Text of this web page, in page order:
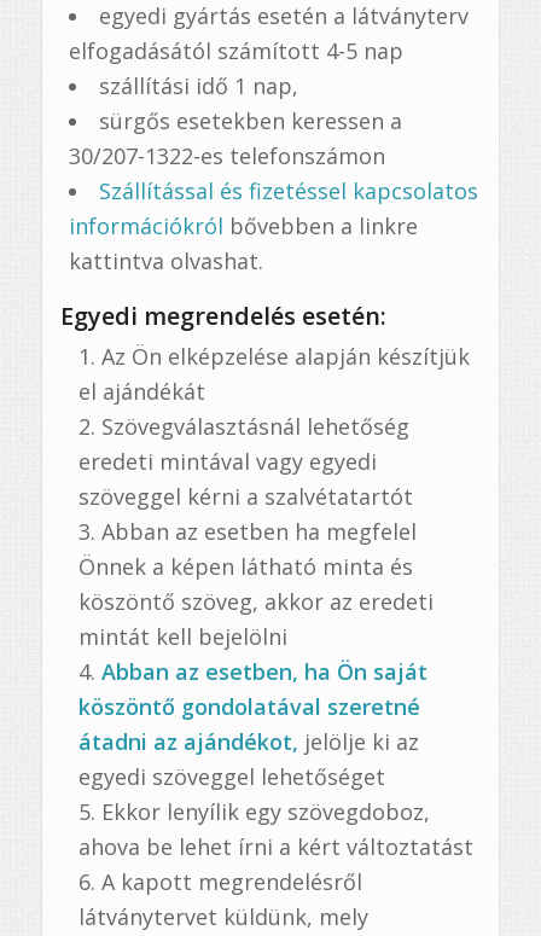
egyedi gyártás esetén a látványterv
elfogadásától számított 4-5 nap
szállítási idő 1 nap,
sürgős esetekben keressen a
30/207-1322-es telefonszámon
Szállítással és fizetéssel kapcsolatos
információkról bővebben a linkre
kattintva olvashat.
Egyedi megrendelés esetén:
Az Ön elképzelése alapján készítjük
el ajándékát
Szövegválasztásnál lehetőség
eredeti mintával vagy egyedi
szöveggel kérni a szalvétatartót
Abban az esetben ha megfelel
Önnek a képen látható minta és
köszöntő szöveg, akkor az eredeti
mintát kell bejelölni
Abban az esetben, ha Ön saját
köszöntő gondolatával szeretné
átadni az ajándékot, jelölje ki az
egyedi szöveggel lehetőséget
Ekkor lenyílik egy szövegdoboz,
ahova be lehet írni a kért változtatást
A kapott megrendelésről
látványtervet küldünk, mely